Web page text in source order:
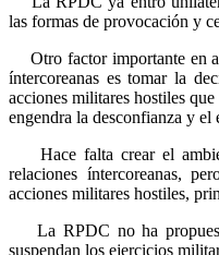
las formas de provocación y
Otro factor importante en
íntercoreanas es tomar la
acciones militares hostiles
engendra la desconfianza y el
Hace falta crear el
relaciones íntercoreanas,
acciones militares hostiles,
La RPDC no ha
suspendan los ejercicios